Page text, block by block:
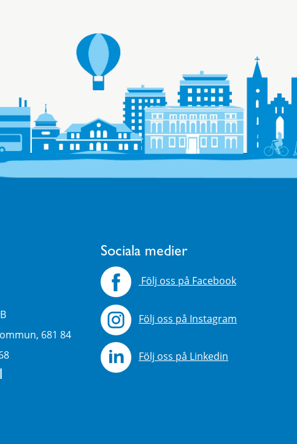
681 84
Sociala medier
Följ oss på Facebook
Följ oss på Instagram
Följ oss på Linkedin